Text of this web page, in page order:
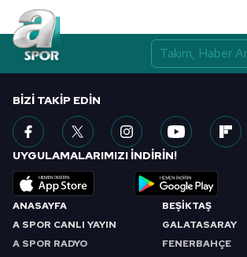
ANASAYFA
A SPOR CANLI YAYIN
A SPOR RADYO
BEŞİKTAŞ
GALATASARAY
FENERBAHÇE
BIZI TAKIP EDIN
UYGULAMALARIMIZI İNDİRİN!